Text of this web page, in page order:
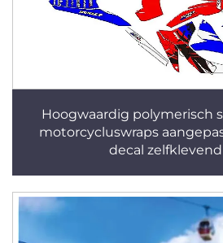
Hoogwaardig polymerisch
motorcycluswraps
decal